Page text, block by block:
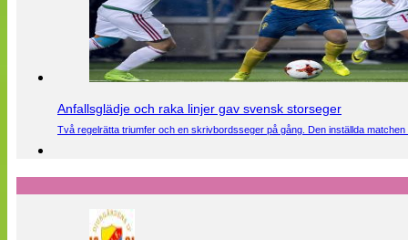
Anfallsglädje och raka linjer gav svensk storseger
Två regelrätta triumfer och en skrivbordsseger på gång. Den inställda